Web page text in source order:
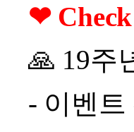
❤
🙏 19주
- 이벤